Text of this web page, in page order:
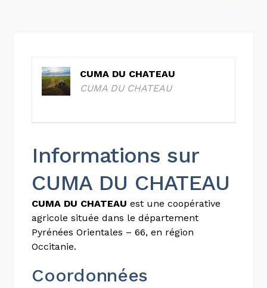
CUMA DU CHATEAU
CUMA DU CHATEAU
Informations sur
CUMA DU CHATEAU
CUMA DU CHATEAU est une coopérative
agricole située dans le département
Pyrénées Orientales – 66, en région
Occitanie.
Coordonnées